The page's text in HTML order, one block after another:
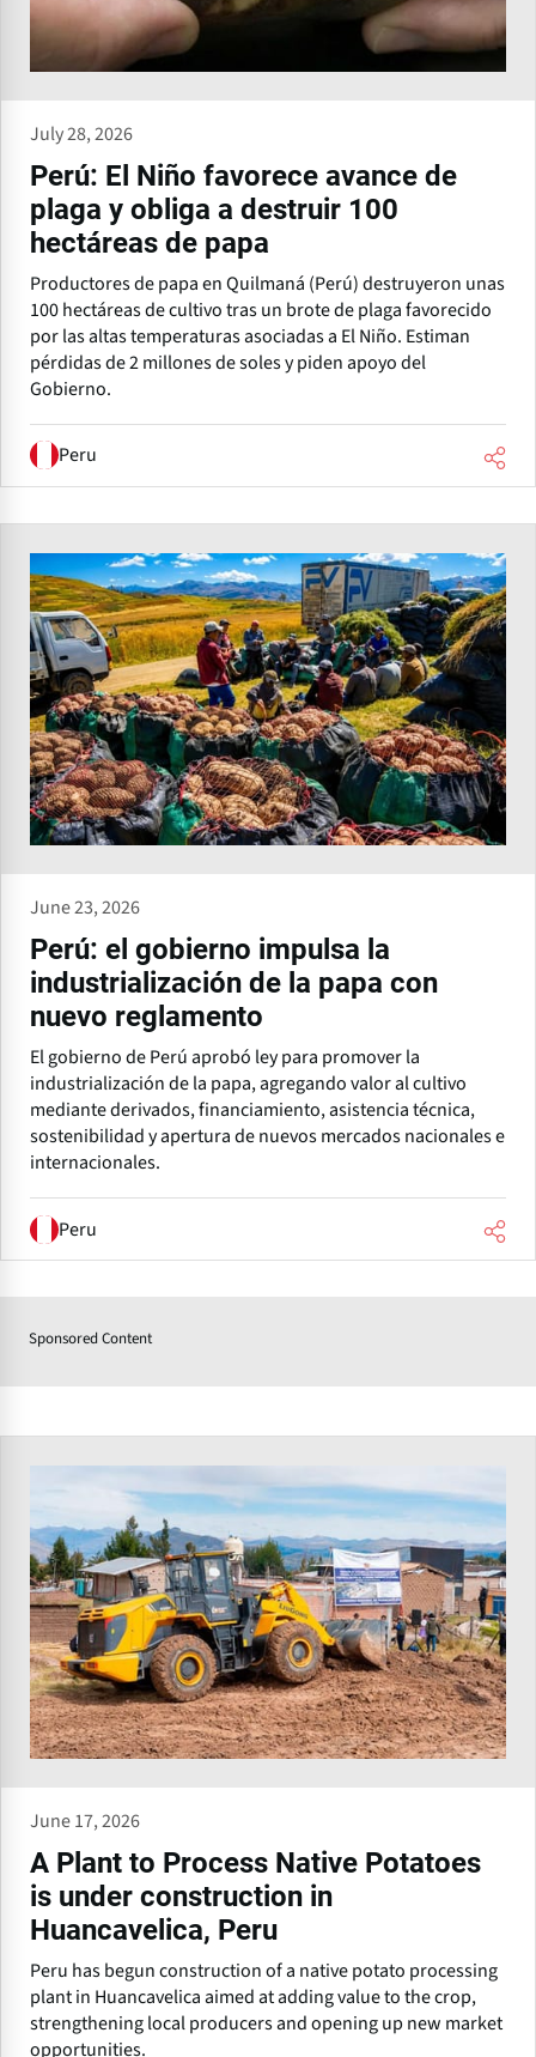
July 28, 2026
Perú: El Niño favorece avance de
plaga y obliga a destruir 100
hectáreas de papa
Productores de papa en Quilmaná (Perú) destruyeron unas
100 hectáreas de cultivo tras un brote de plaga favorecido
por las altas temperaturas asociadas a El Niño. Estiman
pérdidas de 2 millones de soles y piden apoyo del
Gobierno.
Peru
June 23, 2026
Perú: el gobierno impulsa la
industrialización de la papa con
nuevo reglamento
El gobierno de Perú aprobó ley para promover la
industrialización de la papa, agregando valor al cultivo
mediante derivados, financiamiento, asistencia técnica,
sostenibilidad y apertura de nuevos mercados nacionales e
internacionales.
Peru
Sponsored Content
June 17, 2026
A Plant to Process Native Potatoes
is under construction in
Huancavelica, Peru
Peru has begun construction of a native potato processing
plant in Huancavelica aimed at adding value to the crop,
strengthening local producers and opening up new market
opportunities.